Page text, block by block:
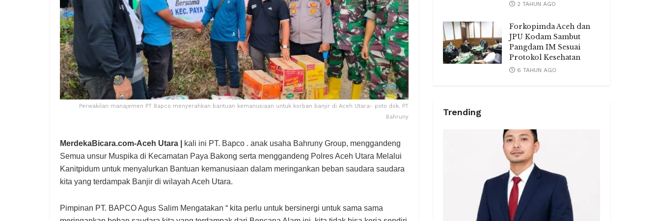
Perwakilan manajemen PT Bapco menyerahkan bantuan kemanusiaan untuk korban banjir di Aceh Utara- poto dok. PT
Bahruny
MerdekaBicara.com-Aceh Utara |
kali ini PT. Bapco . anak usaha Bahruny Group, menggandeng
Semua unsur Muspika di Kecamatan Paya Bakong serta menggandeng Polres Aceh Utara Melalui
Kanitpidum untuk menyalurkan Bantuan kemanusiaan dalam meringankan beban saudara saudara
kita yang terdampak Banjir di wilayah Aceh Utara.
Pimpinan PT. BAPCO Agus Salim Mengatakan “ kita perlu untuk bersinergi untuk sama sama
2 TAHUN AGO
Forkopimda Aceh dan
JPU Kodam Sambut
Pangdam IM Sesuai
Protokol Kesehatan
6 TAHUN AGO
Trending